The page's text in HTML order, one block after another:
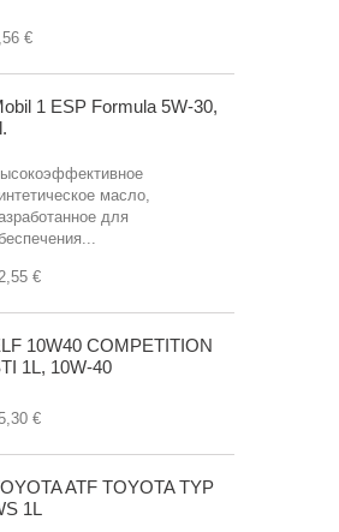
€
1 ESP Formula 5W-30,
масло,
для
€
10W40 COMPETITION
1L, 10W-40
€
ATF TOYOTA TYP
1L